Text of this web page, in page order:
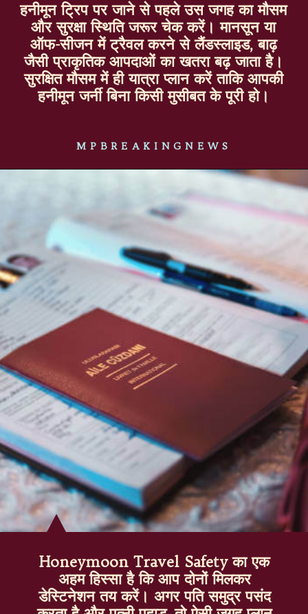
MPBREAKINGNEWS
हनीमून ट्रिप पर जाने से पहले उस जगह का मौसम
और सुरक्षा स्थिति जरूर चेक करें। मानसून या
ऑफ-सीजन में ट्रैवल करने से लैंडस्लाइड, बाढ़
जैसी प्राकृतिक आपदाओं का खतरा बढ़ जाता है।
सुरक्षित मौसम में ही यात्रा प्लान करें ताकि आपकी
हनीमून जर्नी बिना किसी मुसीबत के पूरी हो।
Honeymoon Travel Safety का एक
अहम हिस्सा है कि आप दोनों मिलकर
डेस्टिनेशन तय करें। अगर पति समुद्र पसंद